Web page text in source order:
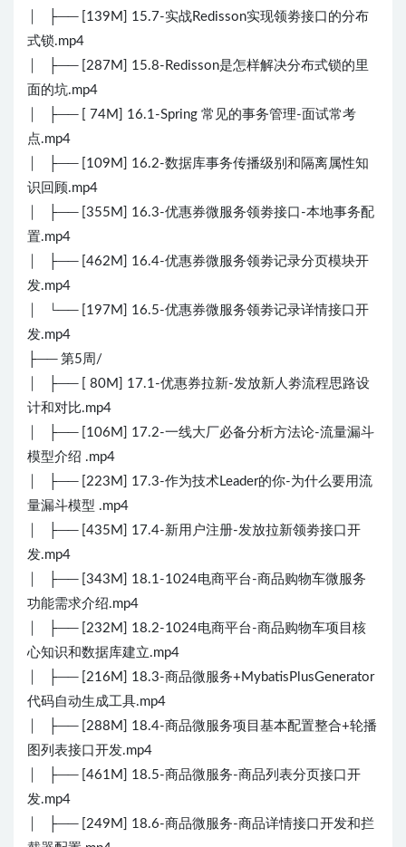
│ ├── [139M] 15.7-实战Redisson实现领劵接口的分布
式锁.mp4
│ ├── [287M] 15.8-Redisson是怎样解决分布式锁的里
面的坑.mp4
│ ├── [ 74M] 16.1-Spring 常见的事务管理-面试常考
点.mp4
│ ├── [109M] 16.2-数据库事务传播级别和隔离属性知
识回顾.mp4
│ ├── [355M] 16.3-优惠券微服务领劵接口-本地事务配
置.mp4
│ ├── [462M] 16.4-优惠券微服务领劵记录分页模块开
发.mp4
│ └── [197M] 16.5-优惠券微服务领劵记录详情接口开
发.mp4
├── 第5周/
│ ├── [ 80M] 17.1-优惠券拉新-发放新人劵流程思路设
计和对比.mp4
│ ├── [106M] 17.2-一线大厂必备分析方法论-流量漏斗
模型介绍 .mp4
│ ├── [223M] 17.3-作为技术Leader的你-为什么要用流
量漏斗模型 .mp4
│ ├── [435M] 17.4-新用户注册-发放拉新领劵接口开
发.mp4
│ ├── [343M] 18.1-1024电商平台-商品购物车微服务
功能需求介绍.mp4
│ ├── [232M] 18.2-1024电商平台-商品购物车项目核
心知识和数据库建立.mp4
│ ├── [216M] 18.3-商品微服务+MybatisPlusGenerator
代码自动生成工具.mp4
│ ├── [288M] 18.4-商品微服务项目基本配置整合+轮播
图列表接口开发.mp4
│ ├── [461M] 18.5-商品微服务-商品列表分页接口开
发.mp4
│ ├── [249M] 18.6-商品微服务-商品详情接口开发和拦